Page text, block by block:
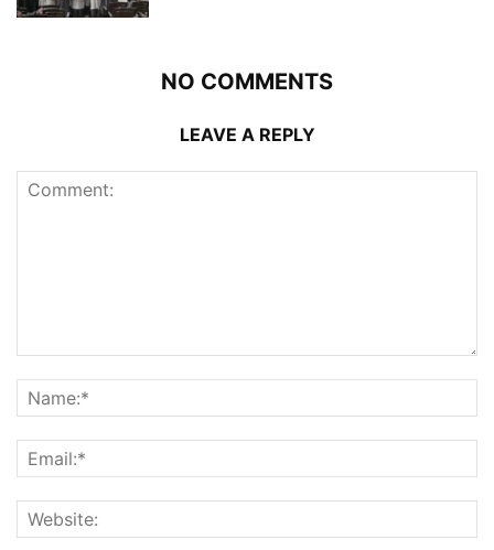
NO COMMENTS
LEAVE A REPLY